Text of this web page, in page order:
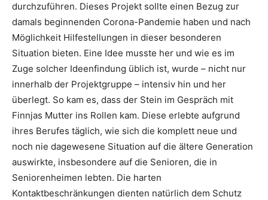
durchzuführen. Dieses Projekt sollte einen Bezug zur
damals beginnenden Corona-Pandemie haben und nach
Möglichkeit Hilfestellungen in dieser besonderen
Situation bieten. Eine Idee musste her und wie es im
Zuge solcher Ideenfindung üblich ist, wurde – nicht nur
innerhalb der Projektgruppe – intensiv hin und her
überlegt. So kam es, dass der Stein im Gespräch mit
Finnjas Mutter ins Rollen kam. Diese erlebte aufgrund
ihres Berufes täglich, wie sich die komplett neue und
noch nie dagewesene Situation auf die ältere Generation
auswirkte, insbesondere auf die Senioren, die in
Seniorenheimen lebten. Die harten
Kontaktbeschränkungen dienten natürlich dem Schutz